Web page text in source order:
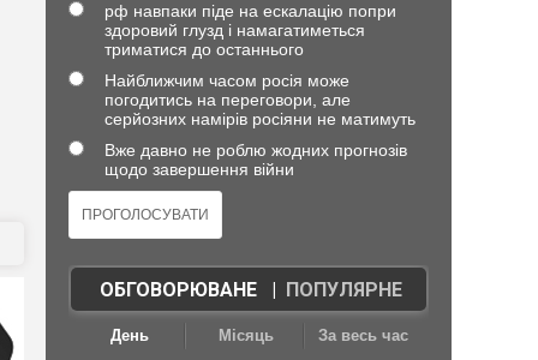
рф навпаки піде на ескалацію попри
здоровий глузд і намагатиметься
триматися до останнього
Найближчим часом росія може
погодитись на переговори, але
серйозних намірів росіяни не матимуть
Вже давно не роблю жодних прогнозів
щодо завершення війни
ОБГОВОРЮВАНЕ| ПОПУЛЯРНЕ
День Місяць За весь час